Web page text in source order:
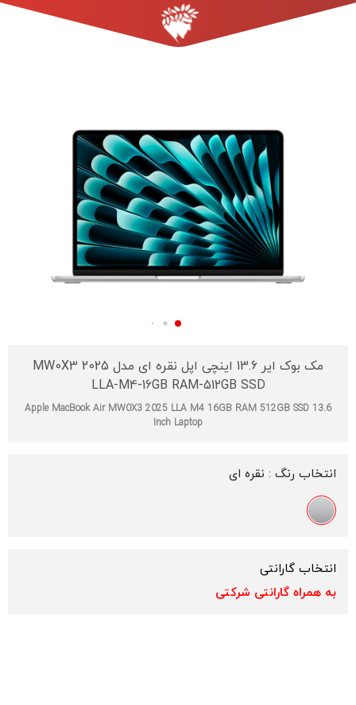
مک بوک ایر 13.6 اینچی اپل نقره ای مدل 2025 MW0X3
LLA-M4-16GB RAM-512GB SSD
Apple MacBook Air MW0X3 2025 LLA M4 16GB RAM 512GB SSD 13.6
Inch Laptop
انتخاب رنگ : نقره ای
انتخاب گارانتی
به همراه گارانتی شرکتی